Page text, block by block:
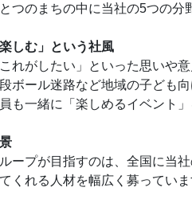
つのまちの中に当社の5つの分
楽しむ」という社風
れがしたい」といった思いや
ボール迷路など地域の子ども
も一緒に「楽しめるイベント」
ープが目指すのは、全国に当
くれる人材を幅広く募ってい